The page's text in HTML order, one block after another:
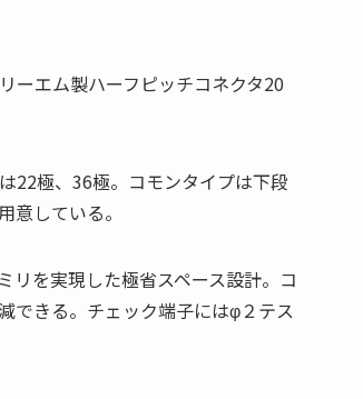
ーエム製ハーフピッチコネクタ20
22極、36極。コモンタイプは下段
している。
リを実現した極省スペース設計。コ
できる。チェック端子にはφ２テス